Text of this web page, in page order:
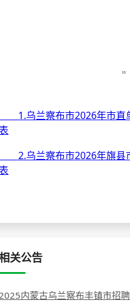
乌兰察布市2026年市直
乌兰察布市2026年旗县
关公告
内蒙古乌兰察布丰镇市招